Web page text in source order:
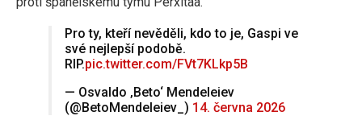
Pro ty, kteří nevěděli, kdo to je, Gaspi ve
své nejlepší podobě.
RIP.pic.twitter.com/FVt7KLkp5B
— Osvaldo ‚Beto‘ Mendeleiev
(@BetoMendeleiev_) 14. června 2026